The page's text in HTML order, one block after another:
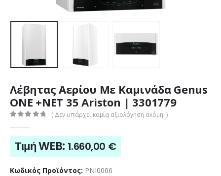
Λέβητας Αερίου Με Καμινάδα Genus
ONE +NET 35 Ariston | 3301779
( Δεν υπάρχει καμία αξιολόγηση ακόμη. )
Τιμή WEB: 1.660,00 €
Κωδικός Προϊόντος: PNI0006